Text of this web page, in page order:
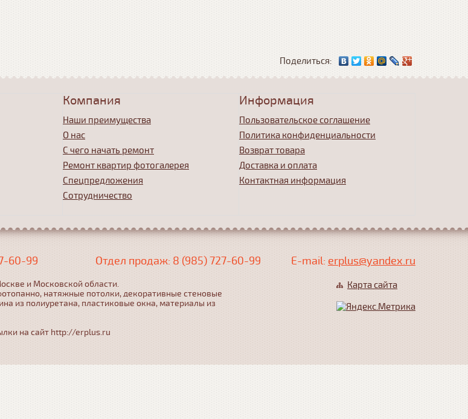
Поделиться:
Компания
Наши преимущества
О нас
С чего начать ремонт
Ремонт квартир фотогалерея
Спецпредложения
Сотрудничество
Информация
Пользовательское соглашение
Политика конфиденциальности
Возврат товара
Доставка и оплата
Контактная информация
60-99 Отдел продаж: 8 (985) 727-60-99 Е-mail: erplus@yandex.ru
Карта сайта
и Московской области.
натяжные потолки, декоративные стеновые
из полиуретана, пластиковые окна, материалы из
на сайт http://erplus.ru